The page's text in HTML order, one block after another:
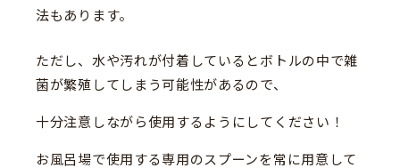
法もあります。
ただし、水や汚れが付着しているとボトルの中で雑
菌が繁殖してしまう可能性があるので、
十分注意しながら使用するようにしてください！
お風呂場で使用する専用のスプーンを常に用意して